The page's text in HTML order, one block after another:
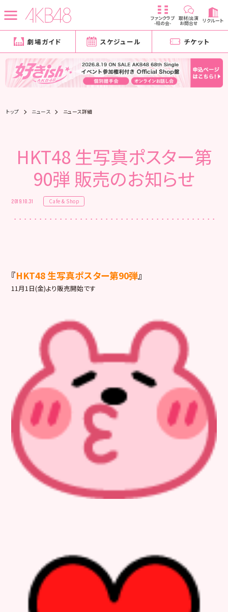
ファンクラブ
-柱の会-
取材/出演
お問合せ リクルート
劇場ガイド スケジュール チケット
トップ ニュース ニュース詳細
HKT48 生写真ポスター第
90弾 販売のお知らせ
2019.10.31 Cafe & Shop
『HKT48 生写真ポスター第90弾』
11月1日(金)より販売開始です